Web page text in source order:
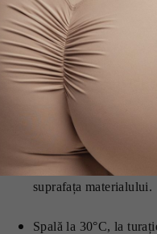
însoțește de la stretchingul
Îngrijire:
Întoarce pe dos:
suprafața materialului.
Spală la 30°C, la